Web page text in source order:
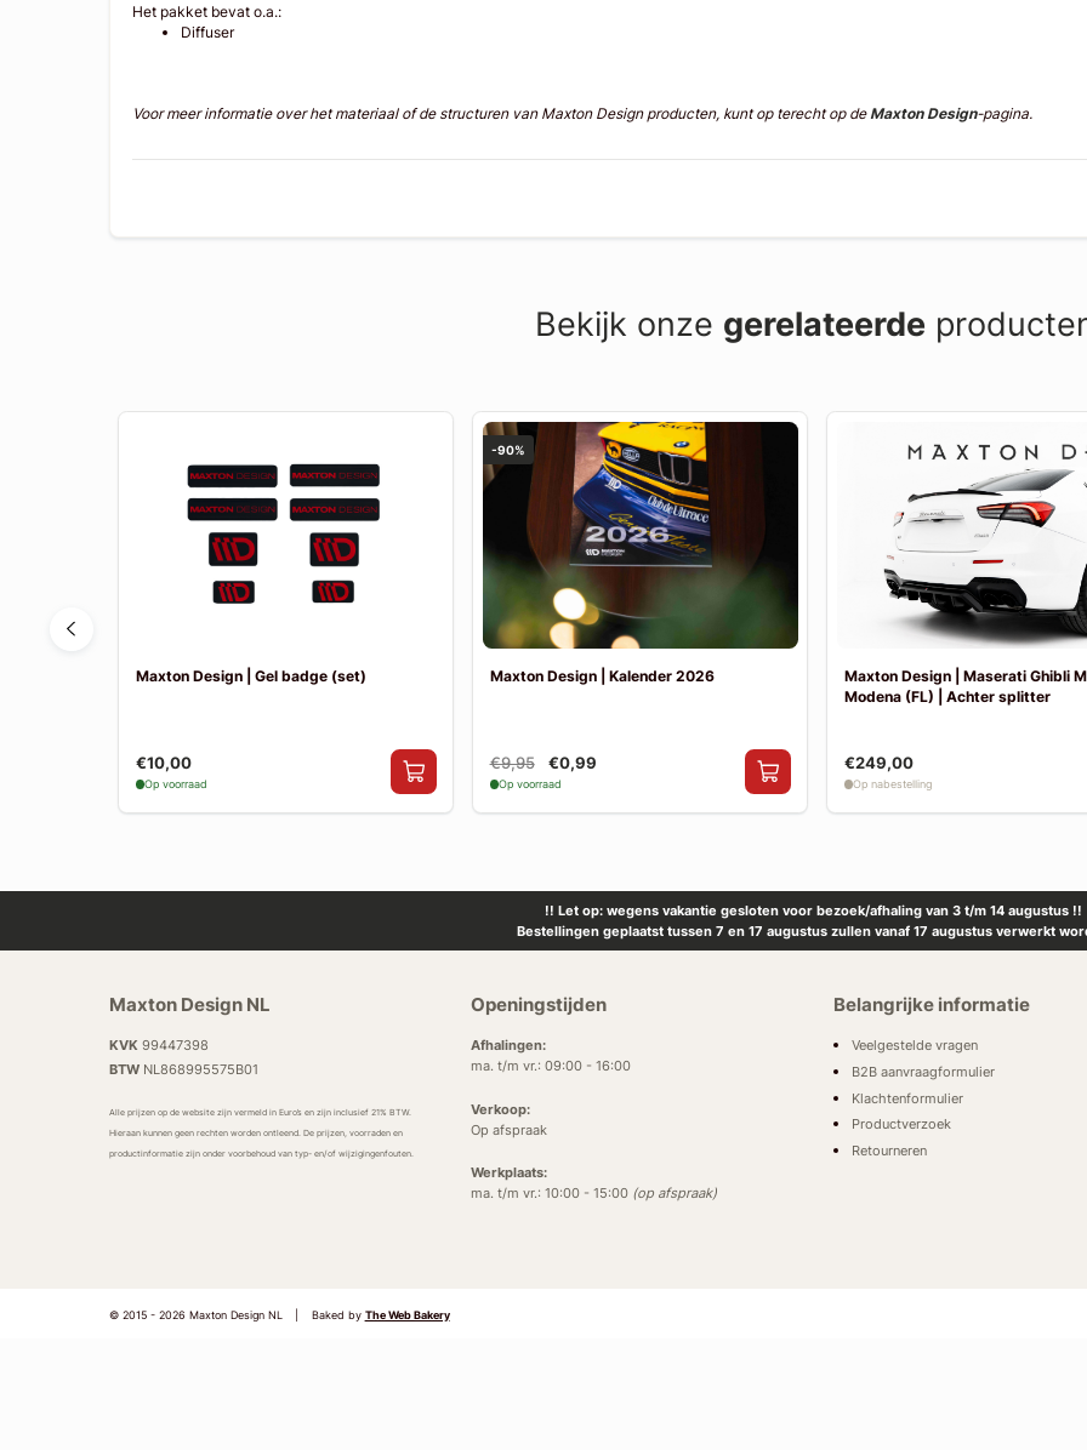
Het pakket bevat o.a.:
Diffuser
Voor meer informatie over het materiaal of de structuren van Maxton Design producten, kunt op terecht op deMaxton Design-pagina.
Bekijk onze gerelateerde
Maxton Design | Gel badge (set)
€10,00
Op voorraad
-90%
Maxton Design | Kalender 2026
€9,95 €0,99
Op voorraad
Maxton Design | Maserati Ghibli
Modena (FL) | Achter splitter
€249,00
Op nabestelling
!! Let op: wegens vakantie gesloten voor bezoek/afhaling van 3 t/m 14 augustus !!
Bestellingen geplaatst tussen 7 en 17 augustus zullen vanaf 17 augustus verwerkt
Maxton Design NL
KVK 99447398
BTWNL868995575B01
Alle prijzen op de website zijn vermeld in Euro’s en zijn inclusief 21% BTW.
Hieraan kunnen geen rechten worden ontleend. De prijzen, voorraden en
productinformatie zijn onder voorbehoud van typ- en/of wijzigingenfouten.
Openingstijden
Afhalingen:
ma. t/m vr.: 09:00 - 16:00
Verkoop:
Op afspraak
Werkplaats:
ma. t/m vr.: 10:00 - 15:00 (op afspraak)
Belangrijke informatie
Veelgestelde vragen
B2B aanvraagformulier
Klachtenformulier
Productverzoek
Retourneren
© 2015 - 2026 Maxton Design NL Baked by The Web Bakery